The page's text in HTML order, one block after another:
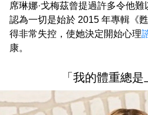
席琳娜·戈梅茲曾提過許多令他
認為一切是始於 2015 年專輯《
得非常失控，使她決定開始心理
康。
「我的體重總是